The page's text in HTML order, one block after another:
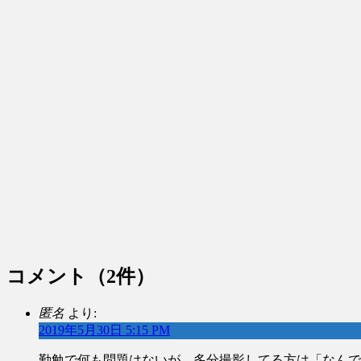
コメント （2件）
匿名 より:
2019年5月30日 5:15 PM